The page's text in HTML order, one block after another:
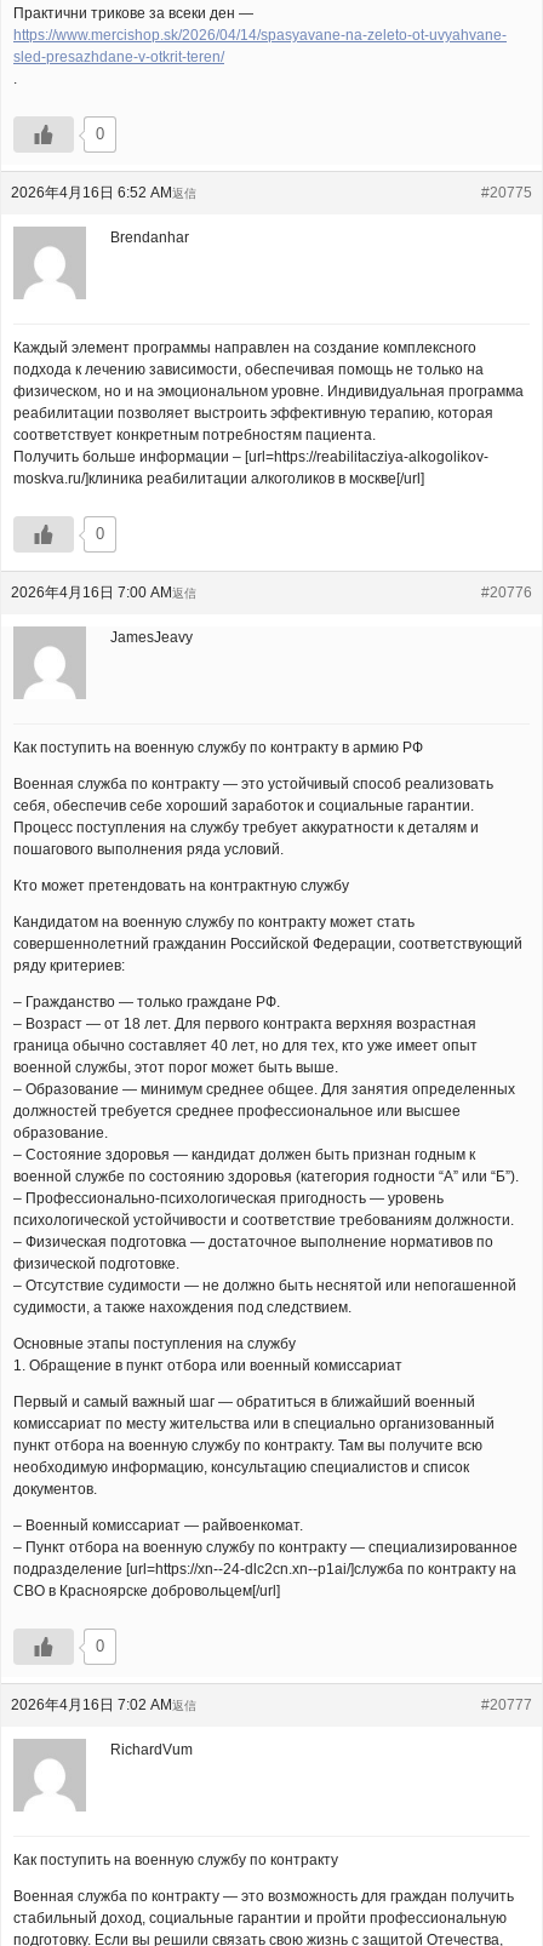
Практични трикове за всеки ден —
https://www.mercishop.sk/2026/04/14/spasyavane-na-zeleto-ot-uvyahvane-
sled-presazhdane-v-otkrit-teren/
.
0
2026年4月16日 6:52 AM #20775
返信
Brendanhar
Каждый элемент программы направлен на создание комплексного
подхода к лечению зависимости, обеспечивая помощь не только на
физическом, но и на эмоциональном уровне. Индивидуальная программа
реабилитации позволяет выстроить эффективную терапию, которая
соответствует конкретным потребностям пациента.
Получить больше информации – [url=https://reabilitacziya-alkogolikov-
moskva.ru/]клиника реабилитации алкоголиков в москве[/url]
0
2026年4月16日 7:00 AM #20776
返信
JamesJeavy
Как поступить на военную службу по контракту в армию РФ
Военная служба по контракту — это устойчивый способ реализовать
себя, обеспечив себе хороший заработок и социальные гарантии.
Процесс поступления на службу требует аккуратности к деталям и
пошагового выполнения ряда условий.
Кто может претендовать на контрактную службу
Кандидатом на военную службу по контракту может стать
совершеннолетний гражданин Российской Федерации, соответствующий
ряду критериев:
– Гражданство — только граждане РФ.
– Возраст — от 18 лет. Для первого контракта верхняя возрастная
граница обычно составляет 40 лет, но для тех, кто уже имеет опыт
военной службы, этот порог может быть выше.
– Образование — минимум среднее общее. Для занятия определенных
должностей требуется среднее профессиональное или высшее
образование.
– Состояние здоровья — кандидат должен быть признан годным к
военной службе по состоянию здоровья (категория годности “А” или “Б”).
– Профессионально-психологическая пригодность — уровень
психологической устойчивости и соответствие требованиям должности.
– Физическая подготовка — достаточное выполнение нормативов по
физической подготовке.
– Отсутствие судимости — не должно быть неснятой или непогашенной
судимости, а также нахождения под следствием.
Основные этапы поступления на службу
1. Обращение в пункт отбора или военный комиссариат
Первый и самый важный шаг — обратиться в ближайший военный
комиссариат по месту жительства или в специально организованный
пункт отбора на военную службу по контракту. Там вы получите всю
необходимую информацию, консультацию специалистов и список
документов.
– Военный комиссариат — райвоенкомат.
– Пункт отбора на военную службу по контракту — специализированное
подразделение [url=https://xn--24-dlc2cn.xn--p1ai/]служба по контракту на
СВО в Красноярске добровольцем[/url]
0
2026年4月16日 7:02 AM #20777
返信
RichardVum
Как поступить на военную службу по контракту
Военная служба по контракту — это возможность для граждан получить
стабильный доход, социальные гарантии и пройти профессиональную
подготовку. Если вы решили связать свою жизнь с защитой Отечества,